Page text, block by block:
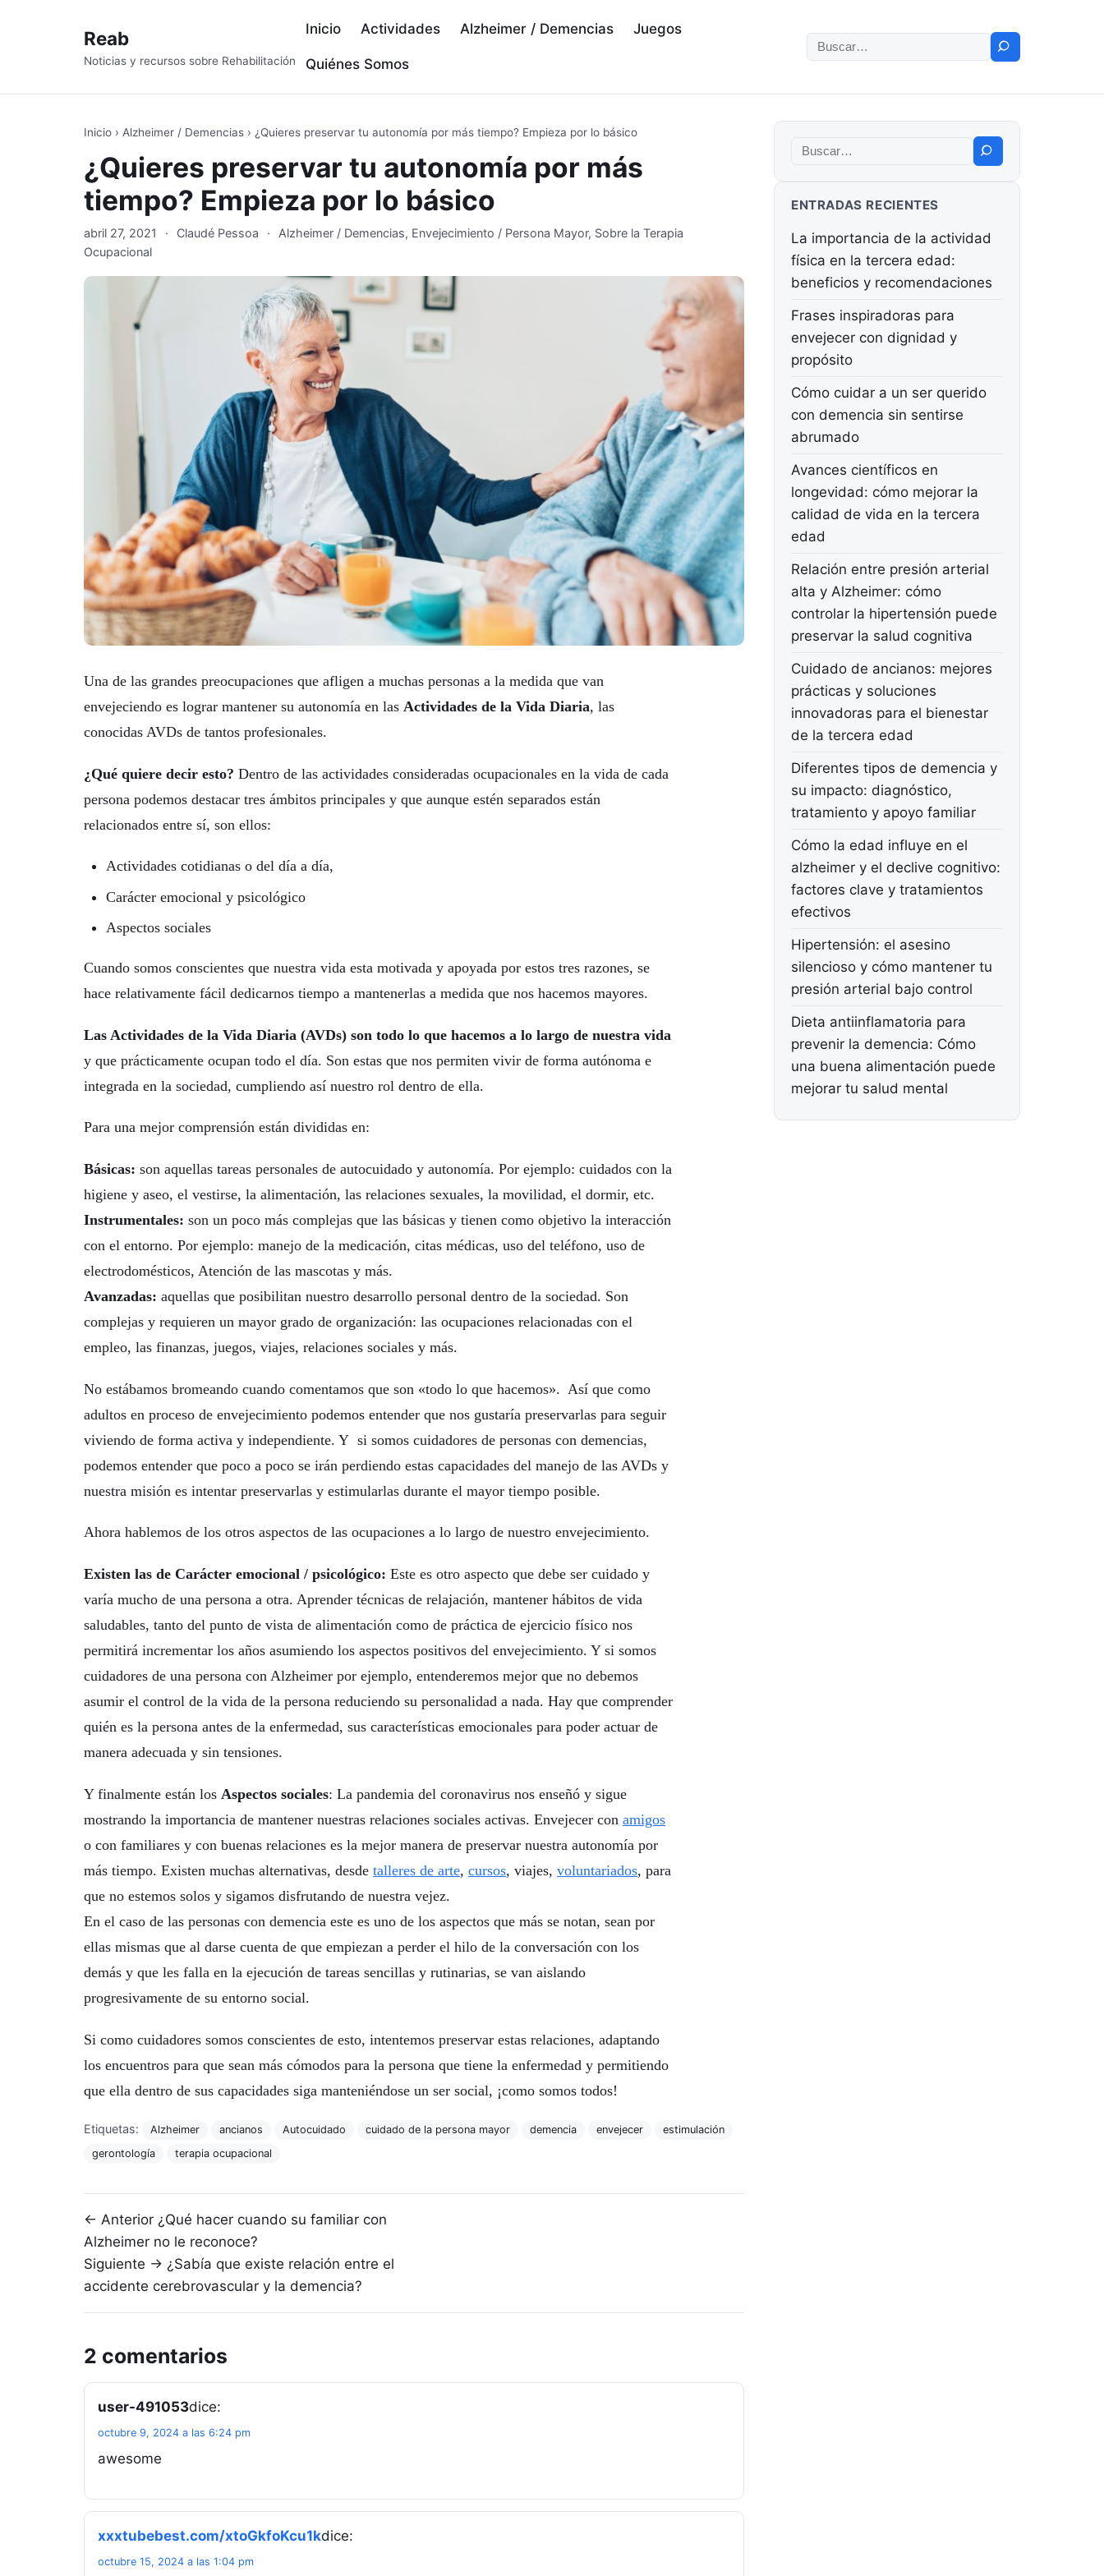
Reab
Noticias y recursos sobre Rehabilitación
Inicio Actividades Alzheimer / Demencias Juegos
Quiénes Somos Buscar:
Inicio › Alzheimer / Demencias › ¿Quieres preservar tu autonomía por más tiempo? Empieza por lo básico
¿Quieres preservar tu autonomía por más
tiempo? Empieza por lo básico
abril 27, 2021 · Claudé Pessoa · Alzheimer / Demencias, Envejecimiento / Persona Mayor, Sobre la Terapia
Ocupacional
Una de las grandes preocupaciones que afligen a muchas personas a la medida que van
envejeciendo es lograr mantener su autonomía en las Actividades de la Vida Diaria, las
conocidas AVDs de tantos profesionales.
¿Qué quiere decir esto? Dentro de las actividades consideradas ocupacionales en la vida de cada
persona podemos destacar tres ámbitos principales y que aunque estén separados están
relacionados entre sí, son ellos:
Actividades cotidianas o del día a día,
Carácter emocional y psicológico
Aspectos sociales
Cuando somos conscientes que nuestra vida esta motivada y apoyada por estos tres razones, se
hace relativamente fácil dedicarnos tiempo a mantenerlas a medida que nos hacemos mayores.
Las Actividades de la Vida Diaria (AVDs) son todo lo que hacemos a lo largo de nuestra vida
y que prácticamente ocupan todo el día. Son estas que nos permiten vivir de forma autónoma e
integrada en la sociedad, cumpliendo así nuestro rol dentro de ella.
Para una mejor comprensión están divididas en:
Básicas: son aquellas tareas personales de autocuidado y autonomía. Por ejemplo: cuidados con la
higiene y aseo, el vestirse, la alimentación, las relaciones sexuales, la movilidad, el dormir, etc.
Instrumentales: son un poco más complejas que las básicas y tienen como objetivo la interacción
con el entorno. Por ejemplo: manejo de la medicación, citas médicas, uso del teléfono, uso de
electrodomésticos, Atención de las mascotas y más.
Avanzadas: aquellas que posibilitan nuestro desarrollo personal dentro de la sociedad. Son
complejas y requieren un mayor grado de organización: las ocupaciones relacionadas con el
empleo, las finanzas, juegos, viajes, relaciones sociales y más.
No estábamos bromeando cuando comentamos que son «todo lo que hacemos». Así que como
adultos en proceso de envejecimiento podemos entender que nos gustaría preservarlas para seguir
viviendo de forma activa y independiente. Y si somos cuidadores de personas con demencias,
podemos entender que poco a poco se irán perdiendo estas capacidades del manejo de las AVDs y
nuestra misión es intentar preservarlas y estimularlas durante el mayor tiempo posible.
Ahora hablemos de los otros aspectos de las ocupaciones a lo largo de nuestro envejecimiento.
Existen las de Carácter emocional / psicológico: Este es otro aspecto que debe ser cuidado y
varía mucho de una persona a otra. Aprender técnicas de relajación, mantener hábitos de vida
saludables, tanto del punto de vista de alimentación como de práctica de ejercicio físico nos
permitirá incrementar los años asumiendo los aspectos positivos del envejecimiento. Y si somos
cuidadores de una persona con Alzheimer por ejemplo, entenderemos mejor que no debemos
asumir el control de la vida de la persona reduciendo su personalidad a nada. Hay que comprender
quién es la persona antes de la enfermedad, sus características emocionales para poder actuar de
manera adecuada y sin tensiones.
Y finalmente están los Aspectos sociales: La pandemia del coronavirus nos enseñó y sigue
mostrando la importancia de mantener nuestras relaciones sociales activas. Envejecer con amigos
o con familiares y con buenas relaciones es la mejor manera de preservar nuestra autonomía por
más tiempo. Existen muchas alternativas, desde talleres de arte, cursos, viajes, voluntariados, para
que no estemos solos y sigamos disfrutando de nuestra vejez.
En el caso de las personas con demencia este es uno de los aspectos que más se notan, sean por
ellas mismas que al darse cuenta de que empiezan a perder el hilo de la conversación con los
demás y que les falla en la ejecución de tareas sencillas y rutinarias, se van aislando
progresivamente de su entorno social.
Si como cuidadores somos conscientes de esto, intentemos preservar estas relaciones, adaptando
los encuentros para que sean más cómodos para la persona que tiene la enfermedad y permitiendo
que ella dentro de sus capacidades siga manteniéndose un ser social, ¡como somos todos!
Etiquetas: Alzheimer ancianos Autocuidado cuidado de la persona mayor demencia envejecer
estimulación
gerontología
terapia ocupacional
Navegación de entradas
← Anterior ¿Qué hacer cuando su familiar con
Alzheimer no le reconoce?
Siguiente → ¿Sabía que existe relación entre el
accidente cerebrovascular y la demencia?
2 comentarios
user-491053dice:
octubre 9, 2024 a las 6:24 pm
awesome
xxxtubebest.com/xtoGkfoKcu1kdice:
octubre 15, 2024 a las 1:04 pm
Buscar:
ENTRADAS RECIENTES
La importancia de la actividad
física en la tercera edad:
beneficios y recomendaciones
Frases inspiradoras para
envejecer con dignidad y
propósito
Cómo cuidar a un ser querido
con demencia sin sentirse
abrumado
Avances científicos en
longevidad: cómo mejorar la
calidad de vida en la tercera
edad
Relación entre presión arterial
alta y Alzheimer: cómo
controlar la hipertensión puede
preservar la salud cognitiva
Cuidado de ancianos: mejores
prácticas y soluciones
innovadoras para el bienestar
de la tercera edad
Diferentes tipos de demencia y
su impacto: diagnóstico,
tratamiento y apoyo familiar
Cómo la edad influye en el
alzheimer y el declive cognitivo:
factores clave y tratamientos
efectivos
Hipertensión: el asesino
silencioso y cómo mantener tu
presión arterial bajo control
Dieta antiinflamatoria para
prevenir la demencia: Cómo
una buena alimentación puede
mejorar tu salud mental